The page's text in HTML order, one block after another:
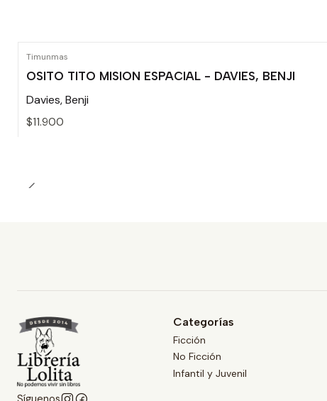
Timunmas
OSITO TITO MISION ESPACIAL - DAVIES, BENJI
Davies, Benji
$11.900
Categorías
Ficción
No Ficción
Infantil y Juvenil